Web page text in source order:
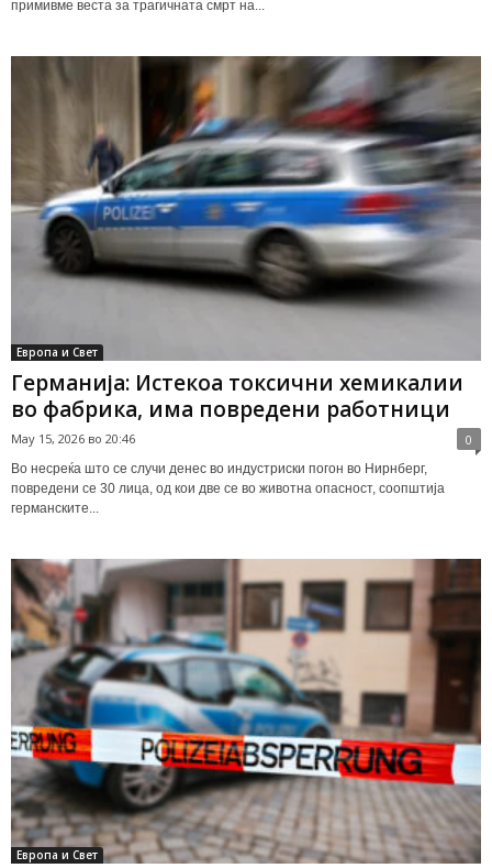
примивме веста за трагичната смрт на...
Европа и Свет
Германија: Истекоа токсични хемикалии
во фабрика, има повредени работници
May 15, 2026 во 20:46 0
Во несреќа што се случи денес во индустриски погон во Нирнберг,
повредени се 30 лица, од кои две се во животна опасност, соопштија
германските...
Европа и Свет